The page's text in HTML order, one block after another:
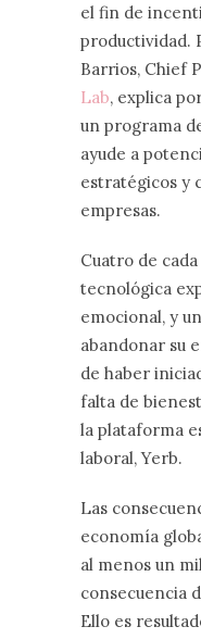
el fin de
productividad.
Barrios, Chief
Lab, explica
un programa
ayude a
estratégicos y
empresas.
Cuatro de
tecnológica
emocional, y
abandonar su
de haber
falta de
la plataforma
laboral, Yerb.
Las
economía
al menos un
consecuencia
Ello es